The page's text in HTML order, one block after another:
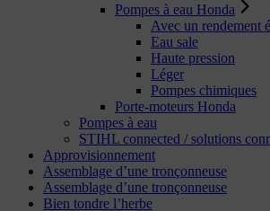
Pompes à eau Honda
Avec un rendement
Eau sale
Haute pression
Léger
Pompes chimiques
Porte-moteurs Honda
Pompes à eau
STIHL connected / solutions
Approvisionnement
Assemblage d’une tronçonneuse
Assemblage d’une tronçonneuse
Bien tondre l’herbe